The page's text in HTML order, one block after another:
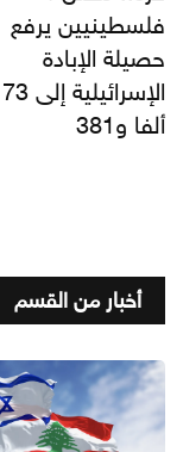
فلسطينيين يرفع
حصيلة الإبادة
الإسرائيلية إلى 73
ألفا و381
أخبار من القسم